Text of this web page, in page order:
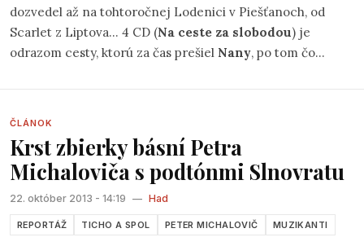
dozvedel až na tohtoročnej Lodenici v Piešťanoch, od
Scarlet z Liptova... 4 CD (Na ceste za slobodou) je
odrazom cesty, ktorú za čas prešiel Nany, po tom čo
hudobno-básnických Nanyho nových tantier som nebol
účastný... O to s väčšou zvedavosťou som načúval CD
„krúžku“len čo mi ho doručil Radiar. Priznať musím, sprvu
som bol z jeho obsahu trocha sklamaný. Nanymu som
ČLÁNOK
Krst zbierky básní Petra
Michaloviča s podtónmi Slnovratu
22. október 2013 - 14:19 — Had
REPORTÁŽ TICHO A SPOL PETER MICHALOVIČ MUZIKANTI